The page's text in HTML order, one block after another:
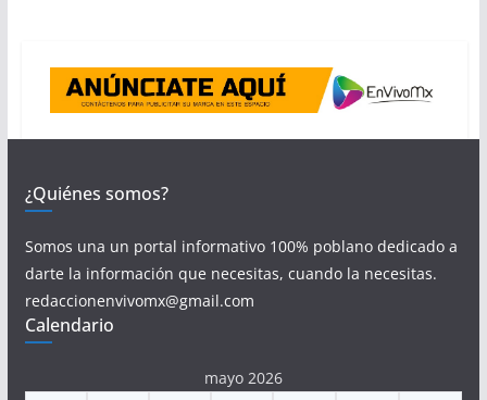
¿Quiénes somos?
Somos una un portal informativo 100% poblano dedicado a
darte la información que necesitas, cuando la necesitas.
redaccionenvivomx@gmail.com
Calendario
mayo 2026